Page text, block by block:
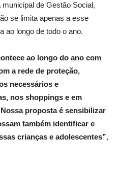
de Gestão Social,
se limita apenas a esse
ao longo de todo o ano.
ao longo do ano com
a rede de proteção,
necessários e
nos shoppings e em
proposta é sensibilizar
também identificar e
crianças e adolescentes”,